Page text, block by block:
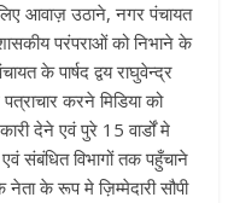
आवाज़ उठाने, नगर पंचायत
परंपराओं को निभाने के
के पार्षद द्वय राघुवेन्द्र
करने मिडिया को
देने एवं पुरे 15 वार्डों मे
संबंधित विभागों तक पहुँचाने
नेता के रूप मे ज़िम्मेदारी सौपी